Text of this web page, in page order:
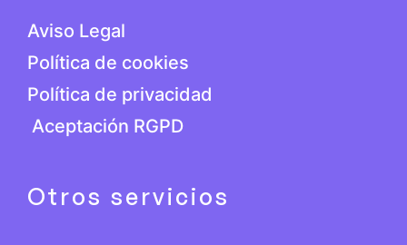
Aviso Legal
Política de cookies
Política de privacidad
Aceptación RGPD
Otros servicios